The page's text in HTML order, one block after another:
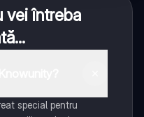
vei întreba
special pentru